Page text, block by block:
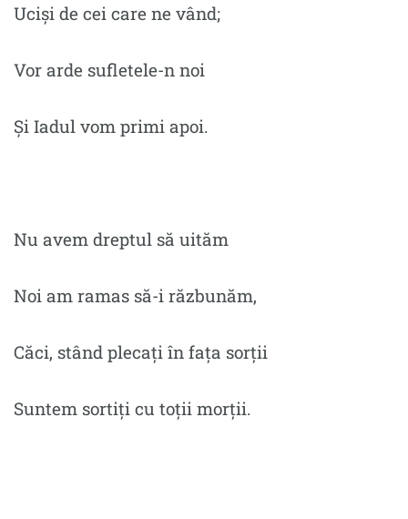
Uciși de cei care ne vând;
Vor arde sufletele-n noi
Și Iadul vom primi apoi.
Nu avem dreptul să uităm
Noi am ramas să-i răzbunăm,
Căci, stând plecați în fața sorții
Suntem sortiți cu toții morții.